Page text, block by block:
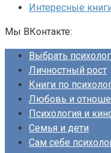
Интересные
Мы ВКонтакте:
Выбрать
Личностный рост
Книги по
Любовь и
Психология и
Семья и дети
Сам себе